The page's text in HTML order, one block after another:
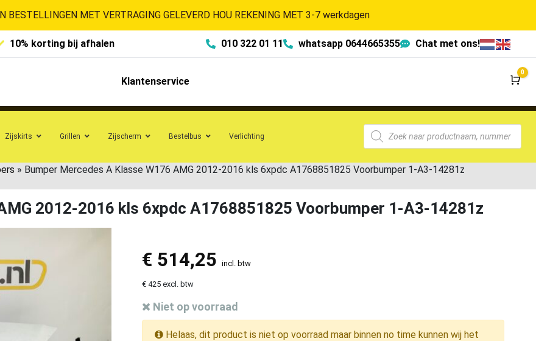
BESTELLINGEN MET VERTRAGING GELEVERD HOU REKENING MET 3-7 werkdagen
10% korting bij afhalen 010 322 01 11 whatsapp 0644665355 Chat met ons!
Klantenservice
0
Zijskirts Grillen Zijscherm Bestelbus Verlichting
» Bumper Mercedes A Klasse W176 AMG 2012-2016 kls 6xpdc A1768851825 Voorbumper 1-A3-14281z
2012-2016 kls 6xpdc A1768851825 Voorbumper 1-A3-14281z
€ 514,25 incl. btw
€ 425 excl. btw
Niet op voorraad
Helaas, dit product is niet op voorraad maar binnen no time kunnen wij het